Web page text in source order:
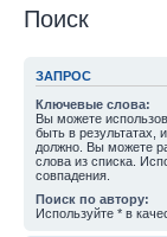
Поиск
ЗАПРОС
Ключевые слова:
Вы можете
быть в результатах, и
должно. Вы можете
слова из списка.
совпадения.
Поиск по автору:
Используйте * в